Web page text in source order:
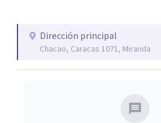
Dirección principal
Chacao, Caracas 1071, Miranda